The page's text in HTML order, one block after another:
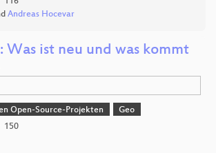
Andreas Hocevar
Was ist neu und was kommt
Open-Source-Projekten
Geo
150